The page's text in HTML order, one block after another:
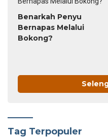
Benarkah Penyu
Bernapas Melalui
Bokong?
Tag Terpopuler